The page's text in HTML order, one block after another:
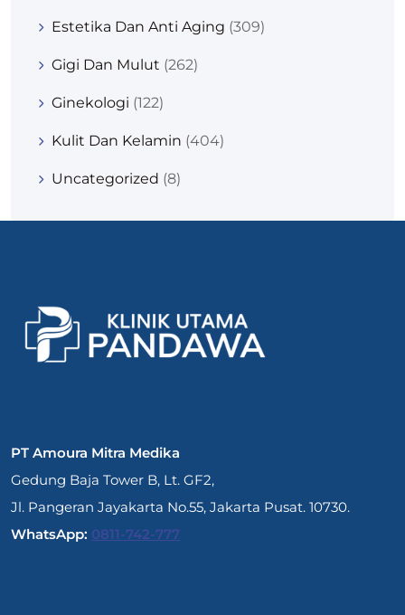
Estetika Dan Anti Aging (309)
Gigi Dan Mulut (262)
Ginekologi (122)
Kulit Dan Kelamin (404)
Uncategorized (8)
PT Amoura Mitra Medika
Gedung Baja Tower B, Lt. GF2,
Jl. Pangeran Jayakarta No.55, Jakarta Pusat. 10730.
WhatsApp: 0811-742-777